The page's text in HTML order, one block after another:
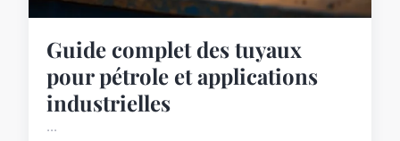
Guide complet des tuyaux
pour pétrole et applications
industrielles
...